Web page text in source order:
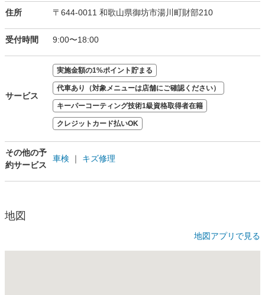
住所 〒644-0011 和歌山県御坊市湯川町財部210
受付時間 9:00〜18:00
サービス
実施金額の1%ポイント貯まる
代車あり（対象メニューは店舗にご確認ください）
キーパーコーティング技術1級資格取得者在籍
クレジットカード払いOK
その他の予
約サービス
車検 ｜ キズ修理
地図
地図アプリで見る